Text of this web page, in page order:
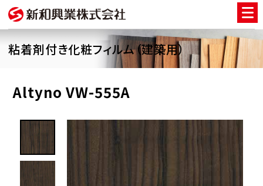
粘着剤付き化粧フィルム（建築用）
Altyno VW-555A